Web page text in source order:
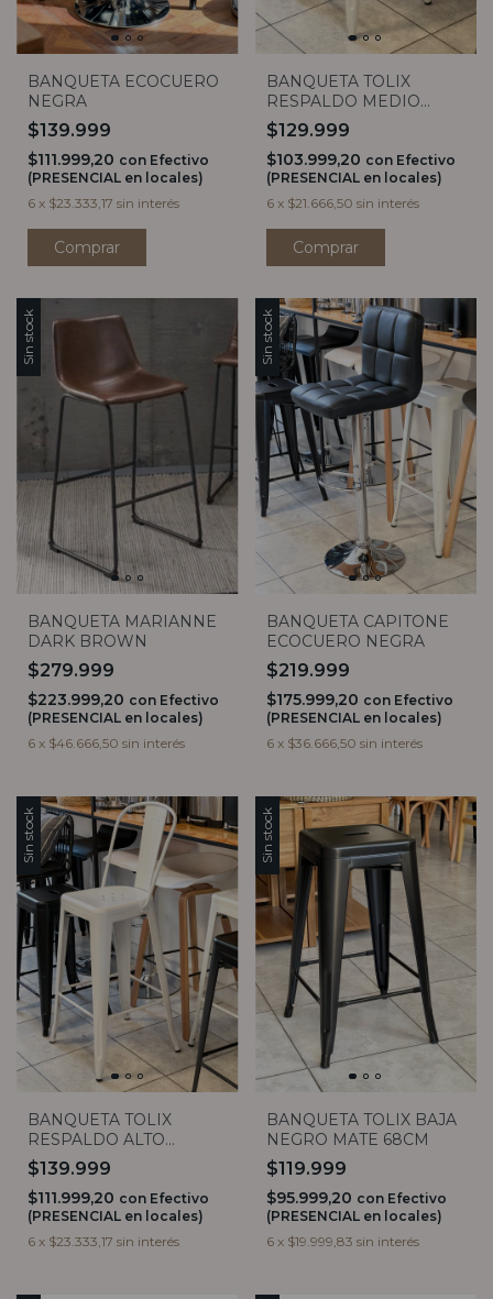
BANQUETA ECOCUERO
NEGRA
$139.999
$111.999,20 con Efectivo
(PRESENCIAL en locales)
6 x $23.333,17 sin interés
BANQUETA TOLIX
RESPALDO MEDIO
BLANCO MATE
$129.999
$103.999,20 con Efectivo
(PRESENCIAL en locales)
6 x $21.666,50 sin interés
Sin stock
BANQUETA MARIANNE
DARK BROWN
$279.999
$223.999,20 con Efectivo
(PRESENCIAL en locales)
6 x $46.666,50 sin interés
Sin stock
BANQUETA CAPITONE
ECOCUERO NEGRA
$219.999
$175.999,20 con Efectivo
(PRESENCIAL en locales)
6 x $36.666,50 sin interés
Sin stock
BANQUETA TOLIX
RESPALDO ALTO
BLANCO MATE
$139.999
$111.999,20 con Efectivo
(PRESENCIAL en locales)
6 x $23.333,17 sin interés
Sin stock
BANQUETA TOLIX BAJA
NEGRO MATE 68CM
$119.999
$95.999,20 con Efectivo
(PRESENCIAL en locales)
6 x $19.999,83 sin interés